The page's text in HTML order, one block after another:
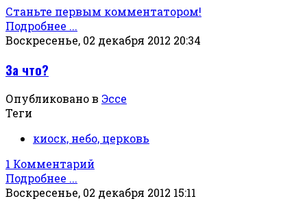
Станьте первым комментатором!
Подробнее ...
Воскресенье, 02 декабря 2012 20:34
За что?
Опубликовано в Эссе
Теги
киоск, небо, церковь
1 Комментарий
Подробнее ...
Воскресенье, 02 декабря 2012 15:11